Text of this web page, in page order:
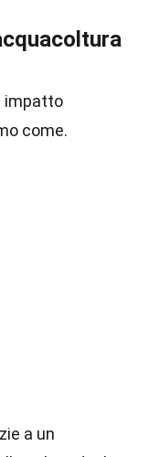
impatto
come.
a un